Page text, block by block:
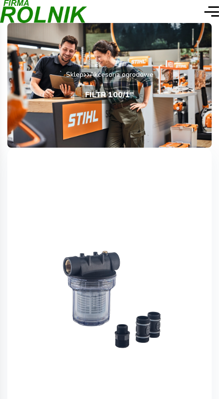
Sklep Akcesoria ogrodowe
FILTR 100/1″